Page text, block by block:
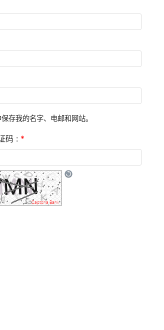
存我的名字、电邮和网站。
码 : *